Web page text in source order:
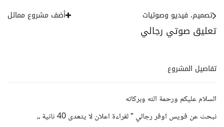
تعليق صوتي رجالي
تصميم، فيديو وصوتيات أضف مشروع مماثل
تفاصيل المشروع
السلام عليكم ورحمة الله وبركاته
نبحث عن فويس اوفر رجالي " لقراءة اعلان لا يتعدى 40 ثانية ،،